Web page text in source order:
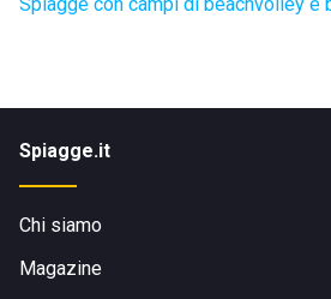
Spiagge.it
Chi siamo
Magazine